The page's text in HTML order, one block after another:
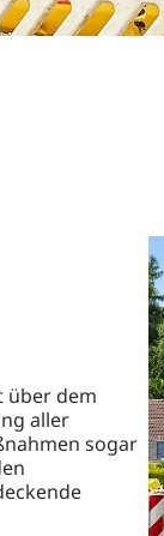
über dem
aller
sogar